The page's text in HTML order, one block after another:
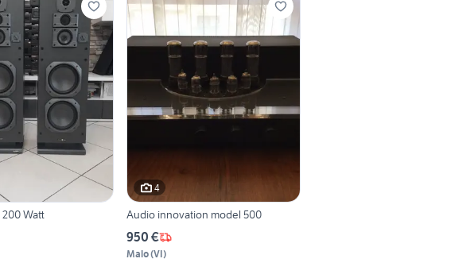
Casse audio 200 Watt
4
Audio innovation model 500
950 €
Malo(VI)